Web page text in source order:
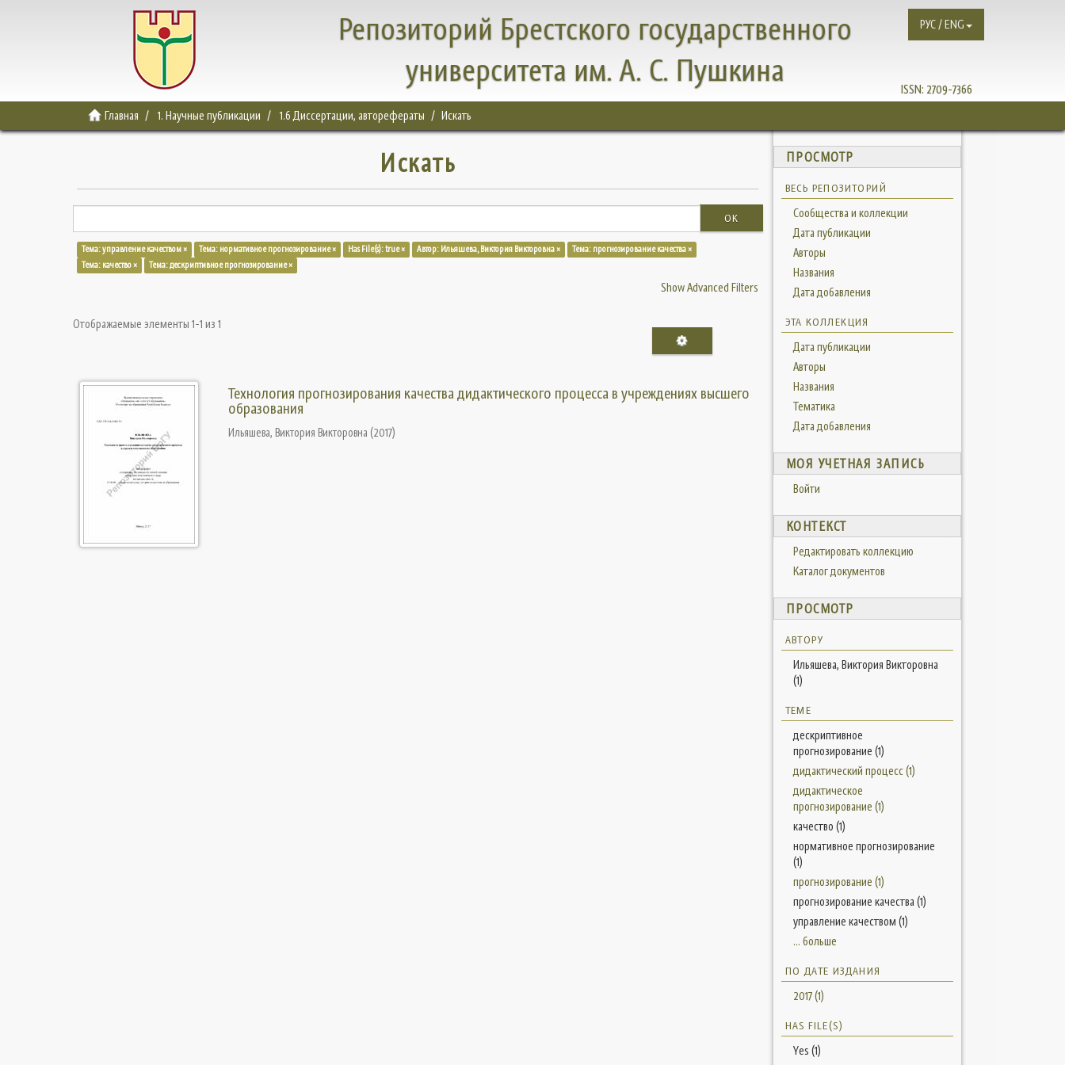
Репозиторий Брестского государственного
университета им. А. С. Пушкина
ISSN: 2709-7366
РУС / ENG
Главная 1. Научные публикации 1.6 Диссертации, авторефераты Искать
Искать
OK
Тема: управление качеством × Тема: нормативное прогнозирование × Has File(s): true × Автор: Ильяшева, Виктория Викторовна ×
Тема: прогнозирование качества ×
Тема: качество ×
Тема: дескриптивное прогнозирование ×
Show Advanced Filters
Отображаемые элементы 1-1 из 1
Технология прогнозирования качества дидактического процесса в учреждениях высшего
образования
Ильяшева, Виктория Викторовна (2017)
ПРОСМОТР
ВЕСЬ РЕПОЗИТОРИЙ
Сообщества и коллекции
Дата публикации
Авторы
Названия
Дата добавления
ЭТА КОЛЛЕКЦИЯ
Дата публикации
Авторы
Названия
Тематика
Дата добавления
МОЯ УЧЕТНАЯ ЗАПИСЬ
Войти
КОНТЕКСТ
Редактировать коллекцию
Каталог документов
ПРОСМОТР
АВТОРУ
Ильяшева, Виктория Викторовна
(1)
ТЕМЕ
дескриптивное
прогнозирование (1)
дидактический процесс (1)
дидактическое
прогнозирование (1)
качество (1)
нормативное прогнозирование
(1)
прогнозирование (1)
прогнозирование качества (1)
управление качеством (1)
... больше
ПО ДАТЕ ИЗДАНИЯ
2017 (1)
HAS FILE(S)
Yes (1)